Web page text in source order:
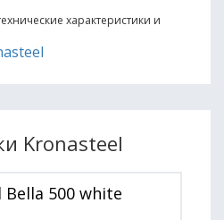
характеристики и
Kronasteel
Bella 500 white